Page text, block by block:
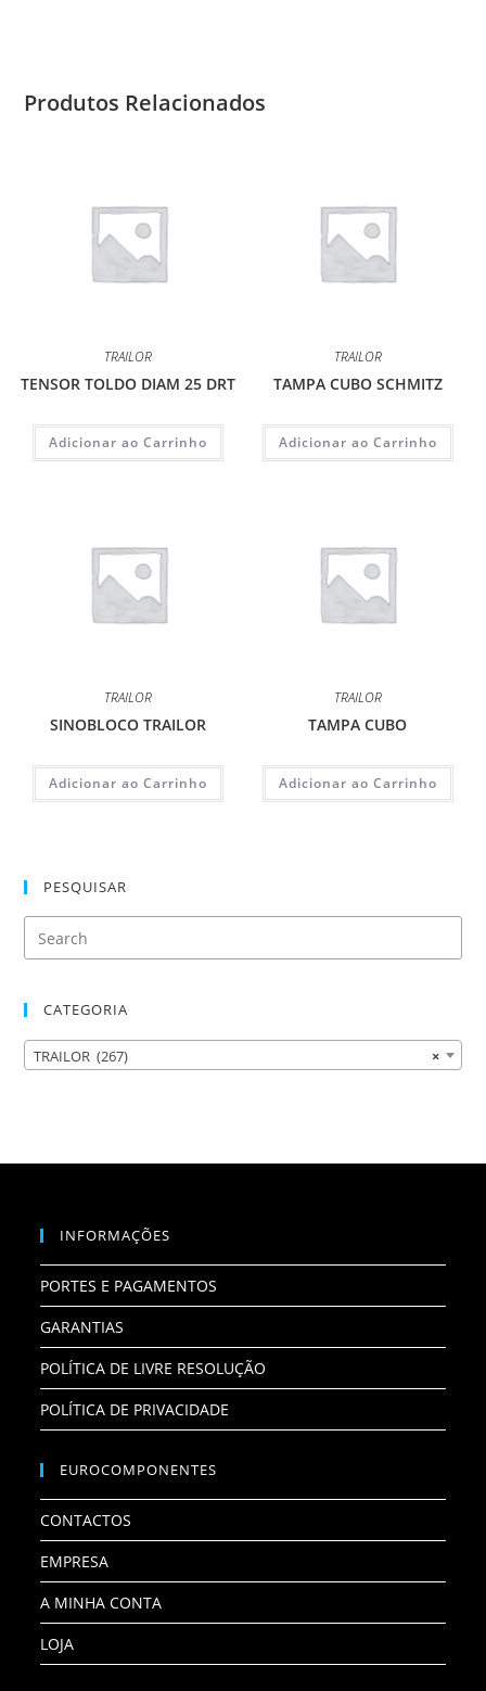
Produtos Relacionados
TRAILOR
TENSOR TOLDO DIAM 25 DRT
Adicionar ao Carrinho
TRAILOR
TAMPA CUBO SCHMITZ
Adicionar ao Carrinho
TRAILOR
SINOBLOCO TRAILOR
Adicionar ao Carrinho
TRAILOR
TAMPA CUBO
Adicionar ao Carrinho
PESQUISAR
CATEGORIA
×
TRAILOR (267)
INFORMAÇÕES
PORTES E PAGAMENTOS
GARANTIAS
POLÍTICA DE LIVRE RESOLUÇÃO
POLÍTICA DE PRIVACIDADE
EUROCOMPONENTES
CONTACTOS
EMPRESA
A MINHA CONTA
LOJA